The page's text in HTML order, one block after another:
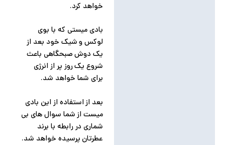
خواهد کرد.
بادی میستی که با بوی
لوکس و شیک خود بعد از
یک دوش صبحگاهی باعث
شروع یک روز پر از انرژی
برای شما خواهد شد.
بعد از استفاده از این بادی
میست از شما سوال های بی
شماری در رابطه با برند
عطرتان پرسیده خواهد شد.